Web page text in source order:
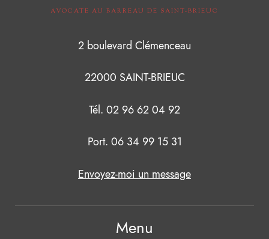
AVOCATE AU BARREAU DE SAINT-BRIEUC
2 boulevard Clémenceau
22000 SAINT-BRIEUC
Tél. 02 96 62 04 92
Port. 06 34 99 15 31
Envoyez-moi un message
Menu